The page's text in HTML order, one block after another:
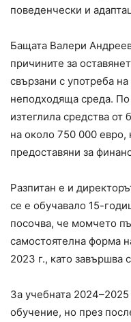
поведенчески и
Бащата Валери
причините за
свързани с употреба
неподходяща среда.
изтеглила средства
на около 750 000 евро,
предоставяни за
Разпитан е и
се е обучавало 15-
посочва, че момчето
самостоятелна форма
2023 г., като завършва
За учебната
обучение, но през